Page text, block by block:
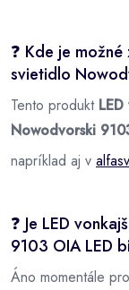
❓ Kde je
svietidlo
Tento produkt
Nowodvorski
napríklad aj v
❓ Je LED
9103 OIA LED
Áno momentále